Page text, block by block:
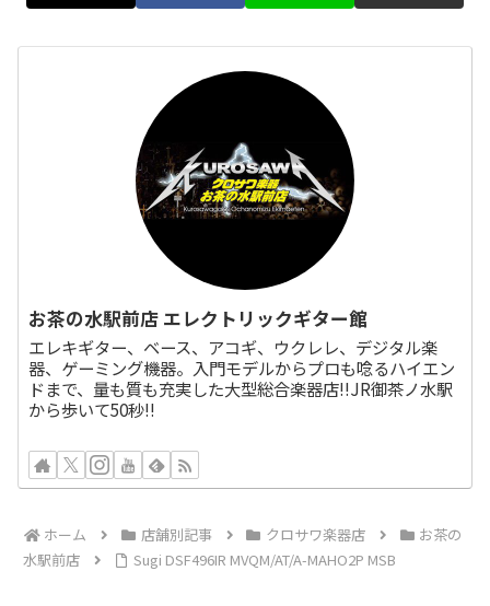
お茶の水駅前店 エレクトリックギター館
エレキギター、ベース、アコギ、ウクレレ、デジタル楽
器、ゲーミング機器。入門モデルからプロも唸るハイエン
ドまで、量も質も充実した大型総合楽器店!!JR御茶ノ水駅
から歩いて50秒!!
ホーム 店舗別記事 クロサワ楽器店
お茶の
水駅前店
Sugi DSF496IR MVQM/AT/A-MAHO2P MSB